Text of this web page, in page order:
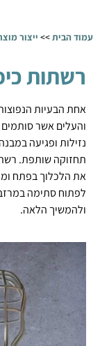
עמוד הבית>>ייצור
רשתות
אחת הבעיות
והעלים אשר
נזילות ופגיעה
תחזוקה שותפת.
את הלכלוך בפתח
לפתוח סתימה
ולהמשיך הלאה.